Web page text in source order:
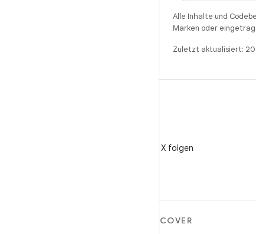
Alle Inhalte und
Marken oder
Zuletzt aktualisiert:
@AndroidDev auf X folgen
DISCOVER